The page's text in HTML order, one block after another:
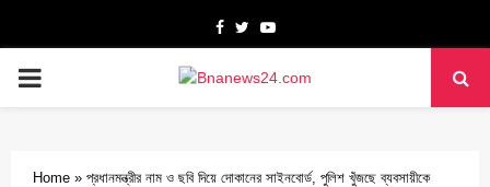
Facebook
TwitterYoutube
PRIMARY
Home » প্রধানমন্ত্রীর নাম ও ছবি দিয়ে দোকানের সাইনবোর্ড, পুলিশ খুঁজছে ব্যবসায়ীকে